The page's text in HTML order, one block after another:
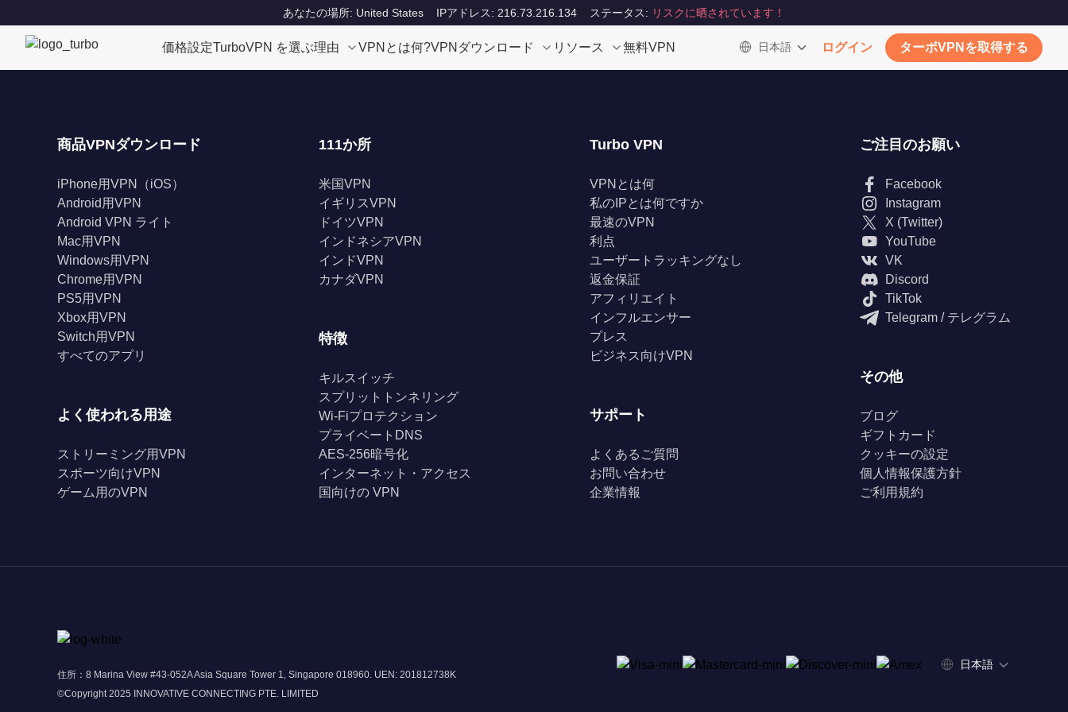
あなたの場所: United States IPアドレス: 216.73.216.134 ステータス: リスクに晒されています！
価格設定TurboVPN を選ぶ理由 VPNとは何?VPNダウンロード リソース 無料VPN 日本語 ログイン ターボVPNを取得する
商品VPNダウンロード
iPhone用VPN（iOS）
Android用VPN
Android VPN ライト
Mac用VPN
Windows用VPN
Chrome用VPN
PS5用VPN
Xbox用VPN
Switch用VPN
すべてのアプリ
よく使われる用途
ストリーミング用VPN
スポーツ向けVPN
ゲーム用のVPN
111か所
米国VPN
イギリスVPN
ドイツVPN
インドネシアVPN
インドVPN
カナダVPN
特徴
キルスイッチ
スプリットトンネリング
Wi-Fiプロテクション
プライベートDNS
AES-256暗号化
インターネット・アクセス
国向けの VPN
Turbo VPN
VPNとは何
私のIPとは何ですか
最速のVPN
利点
ユーザートラッキングなし
返金保証
アフィリエイト
インフルエンサー
プレス
ビジネス向けVPN
サポート
よくあるご質問
お問い合わせ
企業情報
ご注目のお願い
Facebook
Instagram
X (Twitter)
YouTube
VK
Discord
TikTok
Telegram / テレグラム
その他
ブログ
ギフトカード
クッキーの設定
個人情報保護方針
ご利用規約
住所：8 Marina View #43-052A Asia Square Tower 1, Singapore 018960. UEN: 201812738K
©Copyright 2025 INNOVATIVE CONNECTING PTE. LIMITED
日本語